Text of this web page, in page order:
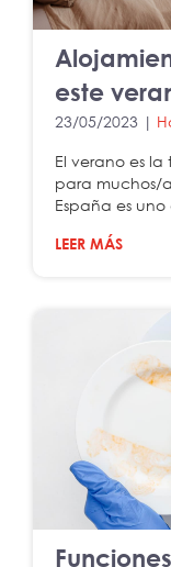
este
23/05/2023 |
El verano es
para muchos/
España es uno
LEER MÁS